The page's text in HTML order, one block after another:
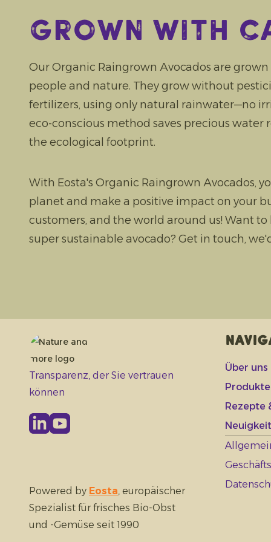
Grown with
Our Organic Raingrown Avocados are
people and nature. They grow without
fertilizers, using only natural rainwater—no
eco-conscious method saves precious water
the ecological footprint.
With Eosta's Organic Raingrown Avocados,
planet and make a positive impact on your
customers, and the world around us! Want
super sustainable avocado? Get in touch,
Transparenz, der Sie vertrauen
können
Powered by Eosta, europäischer
Spezialist für frisches Bio-Obst
und -Gemüse seit 1990
Über uns
Rezepte